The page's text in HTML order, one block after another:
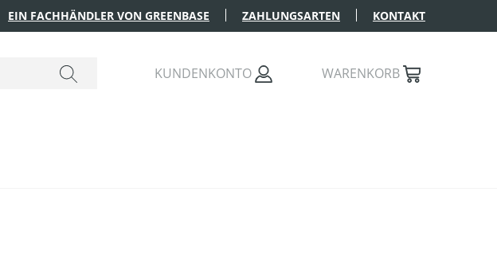
EIN FACHHÄNDLER VON GREENBASE ZAHLUNGSARTEN KONTAKT
KUNDENKONTO WARENKORB